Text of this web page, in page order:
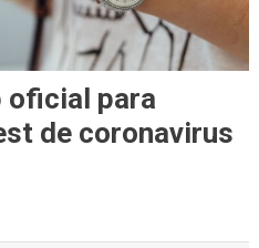
oficial para
de coronavirus